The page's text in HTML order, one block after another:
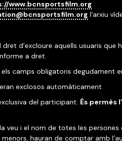
www.bcnsportsfilm.org
l’arxiu
d’excloure aquells usuaris
a dret.
camps obligatoris degudament
exclosos automàticament.
del participant. És permès
i el nom de totes les
hauran de comptar amb